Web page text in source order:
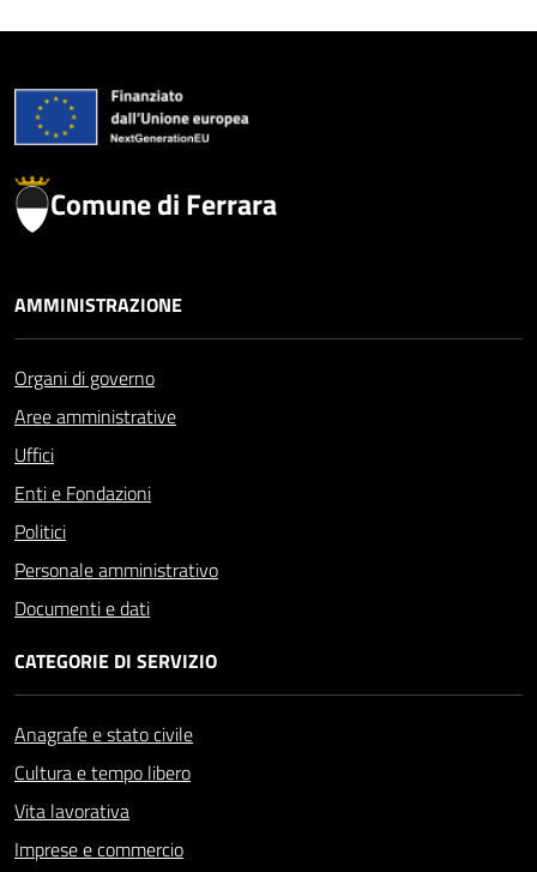
Comune di Ferrara
AMMINISTRAZIONE
Organi di governo
Aree amministrative
Uffici
Enti e Fondazioni
Politici
Personale amministrativo
Documenti e dati
CATEGORIE DI SERVIZIO
Anagrafe e stato civile
Cultura e tempo libero
Vita lavorativa
Imprese e commercio